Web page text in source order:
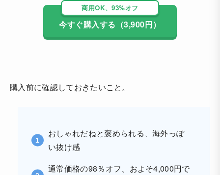
商用OK、93%オフ
今すぐ購入する（3,900円）
購入前に確認しておきたいこと。
おしゃれだねと褒められる、海外っぽ
い抜け感
通常価格の98％オフ、およそ4,000円で